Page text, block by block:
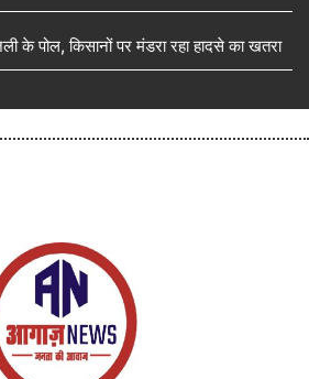
के पोल, किसानों पर मंडरा रहा हादसे का खतरा